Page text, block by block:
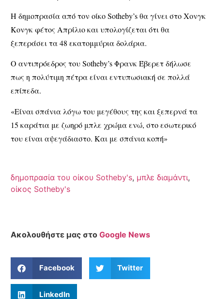
Η δημοπρασία από τον οίκο Sotheby’s θα γίνει στο Χονγκ
Κονγκ φέτος Απρίλιο και υπολογίζεται ότι θα
ξεπεράσει τα 48 εκατομμύρια δολάρια.
Ο αντιπρόεδρος του Sotheby’s Φρανκ Έβερετ δήλωσε
πως η πολύτιμη πέτρα είναι εντυπωσιακή σε πολλά
επίπεδα.
«Είναι σπάνια λόγω του μεγέθους της και ξεπερνά τα
15 καράτια με ζωηρό μπλε χρώμα ενώ, στο εσωτερικό
του είναι αψεγάδιαστο. Και με σπάνια κοπή»
δημοπρασία του οίκου Sotheby's, μπλε διαμάντι,
οίκος Sotheby's
Ακολουθήστε μας στοGoogle News
Facebook Twitter
LinkedIn